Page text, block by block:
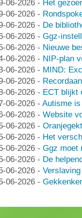
06-2026 - Het
06-2026 -
06-2026 - De
06-2026 - Ggz-
06-2026 - Nieuwe
06-2026 - NIP-plan
06-2026 - MIND:
06-2026 -
06-2026 - ECT blijkt
06-2026 - Autisme
06-2026 - Website
06-2026 -
06-2026 - Het
06-2026 - Ggz moet
06-2026 - De
06-2026 -
06-2026 -